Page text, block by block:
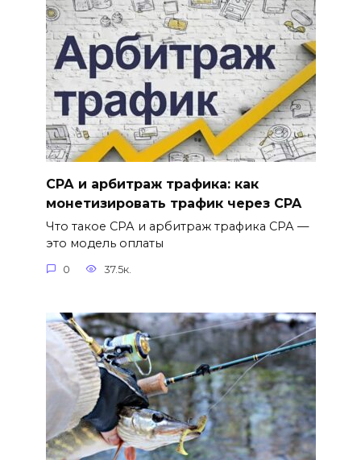
СРА и арбитраж трафика: как
монетизировать трафик через CPA
Что такое СРА и арбитраж трафика СРА —
это модель оплаты
0 37.5к.